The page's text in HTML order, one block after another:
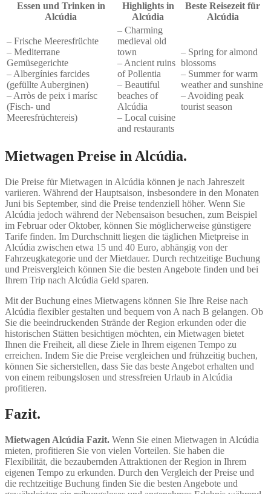
Essen und Trinken in
Alcúdia
Highlights in
Alcúdia
Beste Reisezeit für
Alcúdia
– Frische Meeresfrüchte
– Mediterrane
Gemüsegerichte
– Albergínies farcides
(gefüllte Auberginen)
– Arròs de peix i marísc
(Fisch- und
Meeresfrüchtereis)
– Charming
medieval old
town
– Ancient ruins
of Pollentia
– Beautiful
beaches of
Alcúdia
– Local cuisine
and restaurants
– Spring for almond
blossoms
– Summer for warm
weather and sunshine
– Avoiding peak
tourist season
Mietwagen Preise in Alcúdia.
Die Preise für Mietwagen in Alcúdia können je nach Jahreszeit
variieren. Während der Hauptsaison, insbesondere in den Monaten
Juni bis September, sind die Preise tendenziell höher. Wenn Sie
Alcúdia jedoch während der Nebensaison besuchen, zum Beispiel
im Februar oder Oktober, können Sie möglicherweise günstigere
Tarife finden. Im Durchschnitt liegen die täglichen Mietpreise in
Alcúdia zwischen etwa 15 und 40 Euro, abhängig von der
Fahrzeugkategorie und der Mietdauer. Durch rechtzeitige Buchung
und Preisvergleich können Sie die besten Angebote finden und bei
Ihrem Trip nach Alcúdia Geld sparen.
Mit der Buchung eines Mietwagens können Sie Ihre Reise nach
Alcúdia flexibler gestalten und bequem von A nach B gelangen. Ob
Sie die beeindruckenden Strände der Region erkunden oder die
historischen Stätten besichtigen möchten, ein Mietwagen bietet
Ihnen die Freiheit, all diese Ziele in Ihrem eigenen Tempo zu
erreichen. Indem Sie die Preise vergleichen und frühzeitig buchen,
können Sie sicherstellen, dass Sie das beste Angebot erhalten und
von einem reibungslosen und stressfreien Urlaub in Alcúdia
profitieren.
Fazit.
Mietwagen Alcúdia Fazit. Wenn Sie einen Mietwagen in Alcúdia
mieten, profitieren Sie von vielen Vorteilen. Sie haben die
Flexibilität, die bezaubernden Attraktionen der Region in Ihrem
eigenen Tempo zu erkunden. Durch den Vergleich der Preise und
die rechtzeitige Buchung finden Sie die besten Angebote und